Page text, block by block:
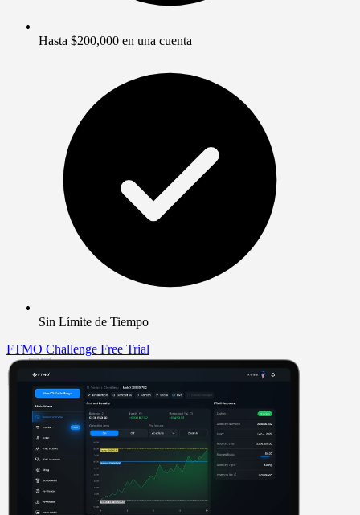
Hasta $200,000 en una cuenta
Sin Límite de Tiempo
FTMO Challenge Free Trial